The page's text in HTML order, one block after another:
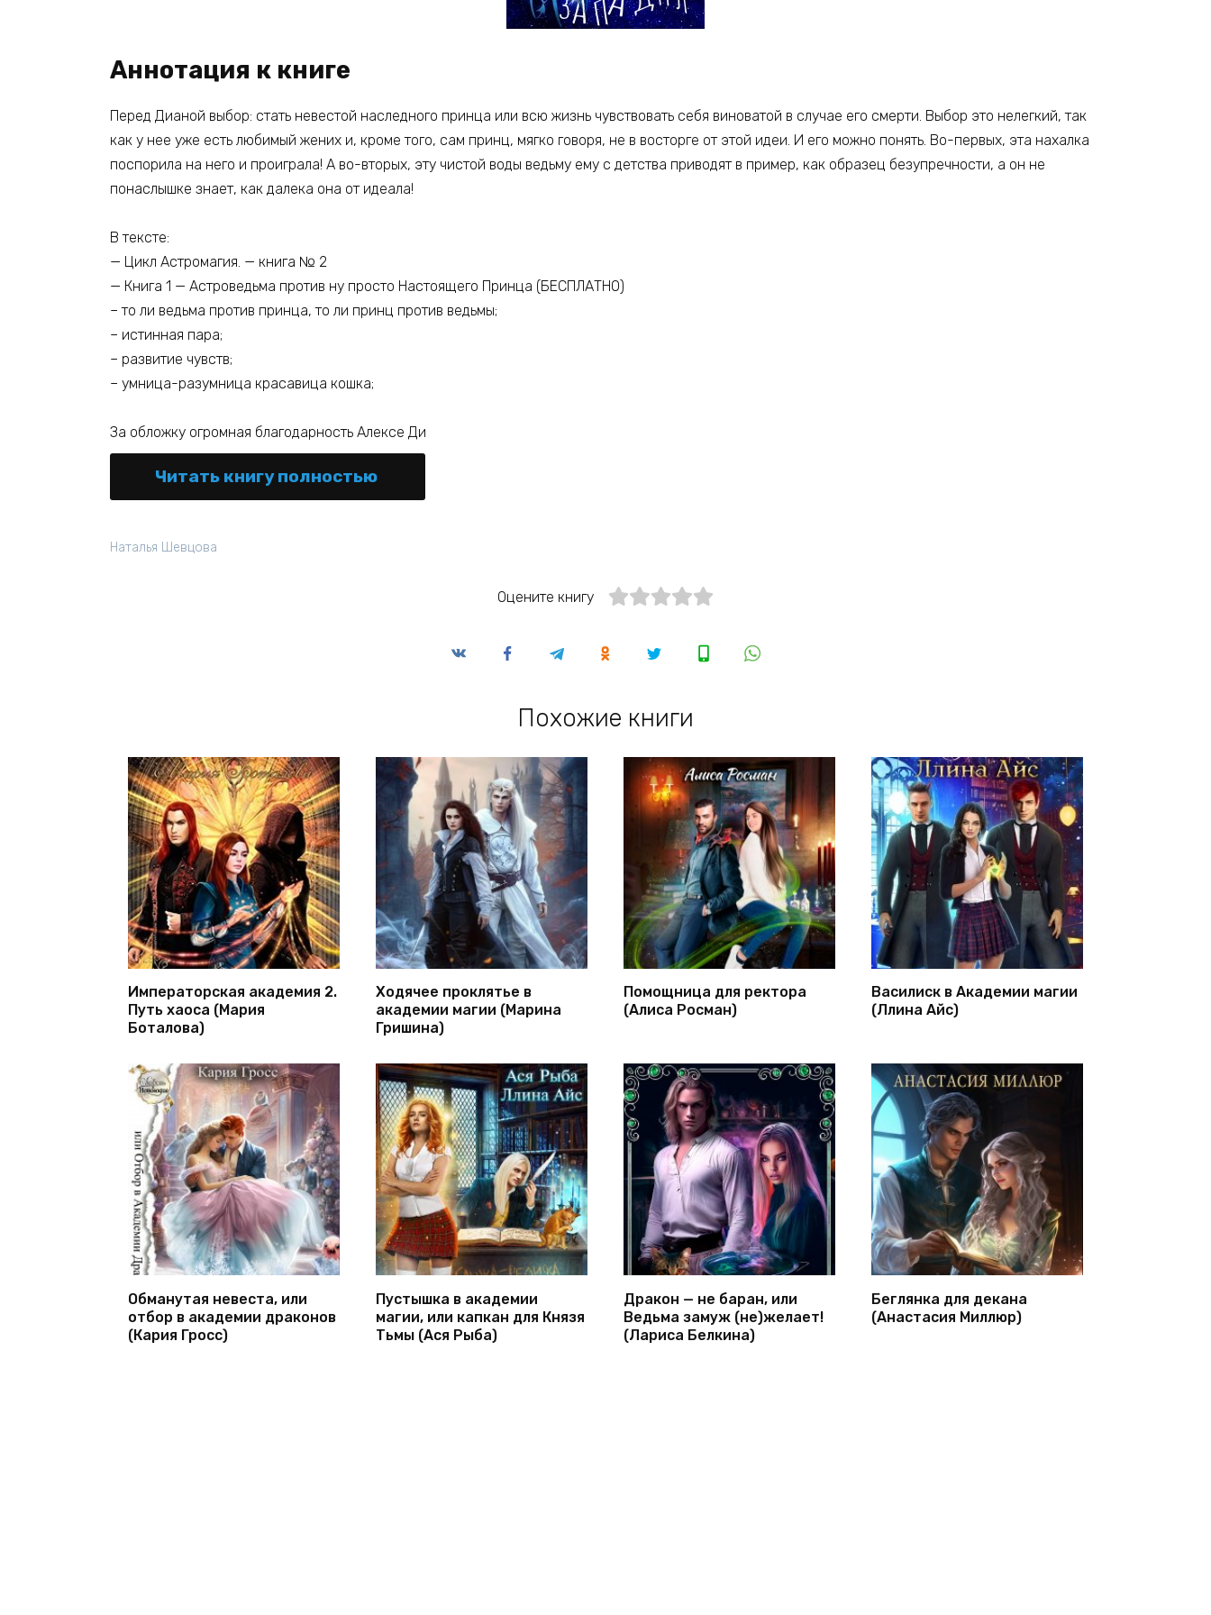
Аннотация к книге
Перед Дианой выбор: стать невестой наследного принца или всю жизнь чувствовать себя виноватой в случае его смерти. Выбор это нелегкий, так
как у нее уже есть любимый жених и, кроме того, сам принц, мягко говоря, не в восторге от этой идеи. И его можно понять. Во-первых, эта нахалка
поспорила на него и проиграла! А во-вторых, эту чистой воды ведьму ему с детства приводят в пример, как образец безупречности, а он не
понаслышке знает, как далека она от идеала!
В тексте:
— Цикл Астромагия. — книга № 2
— Книга 1 — Астроведьма против ну просто Настоящего Принца (БЕСПЛАТНО)
– то ли ведьма против принца, то ли принц против ведьмы;
– истинная пара;
– развитие чувств;
– умница-разумница красавица кошка;
За обложку огромная благодарность Алексе Ди
Читать книгу полностью
Наталья Шевцова
Оцените книгу
Похожие книги
Императорская академия 2.
Путь хаоса (Мария
Боталова)
Ходячее проклятье в
академии магии (Марина
Гришина)
Помощница для ректора
(Алиса Росман)
Василиск в Академии магии
(Ллина Айс)
Обманутая невеста, или
отбор в академии драконов
(Кария Гросс)
Пустышка в академии
магии, или капкан для Князя
Тьмы (Ася Рыба)
Дракон — не баран, или
Ведьма замуж (не)желает!
(Лариса Белкина)
Беглянка для декана
(Анастасия Миллюр)